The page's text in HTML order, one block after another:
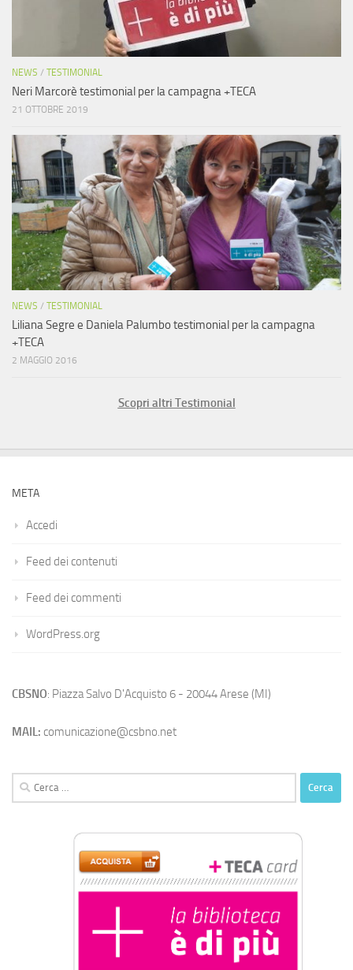
NEWS / TESTIMONIAL
Neri Marcorè testimonial per la campagna +TECA
21 OTTOBRE 2019
NEWS / TESTIMONIAL
Liliana Segre e Daniela Palumbo testimonial per la campagna
+TECA
2 MAGGIO 2016
Scopri altri Testimonial
META
Accedi
Feed dei contenuti
Feed dei commenti
WordPress.org
CBSNO: Piazza Salvo D'Acquisto 6 - 20044 Arese (MI)
MAIL: comunicazione@csbno.net
Ricerca
per: